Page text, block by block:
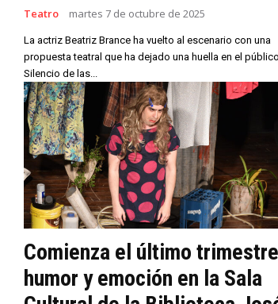
Teatro martes 7 de octubre de 2025
La actriz Beatriz Brance ha vuelto al escenario con una
propuesta teatral que ha dejado una huella en el
Silencio de las...
Comienza el último
humor y emoción en la Sala